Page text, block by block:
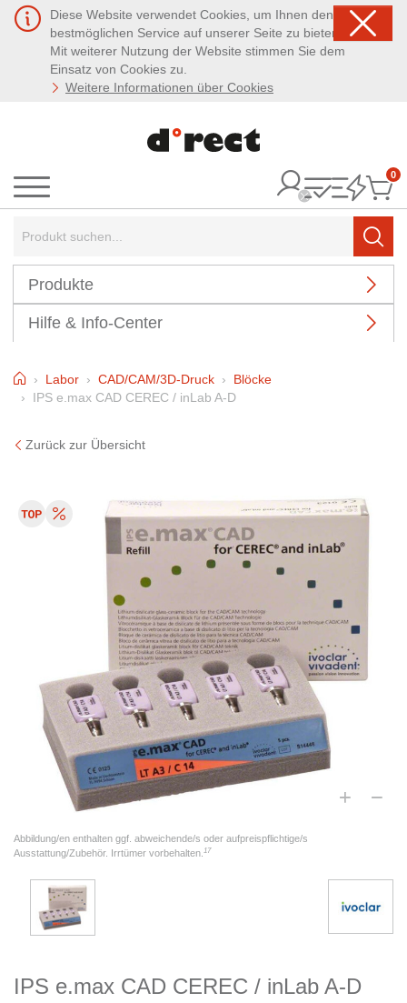
Diese Website verwendet Cookies, um Ihnen den
bestmöglichen Service auf unserer Seite zu bieten.
Mit weiterer Nutzung der Website stimmen Sie dem
Einsatz von Cookies zu.
Weitere Informationen über Cookies
Menü
0
Produkte
Hilfe & Info-Center
HomeLabor CAD/CAM/3D-Druck
Blöcke
IPS e.max CAD CEREC / inLab A-D
Zurück zur Übersicht
Abbildung/en enthalten ggf. abweichende/s oder aufpreispflichtige/s
Ausstattung/Zubehör. Irrtümer vorbehalten. 17
IPS e.max CAD CEREC / inLab A-D